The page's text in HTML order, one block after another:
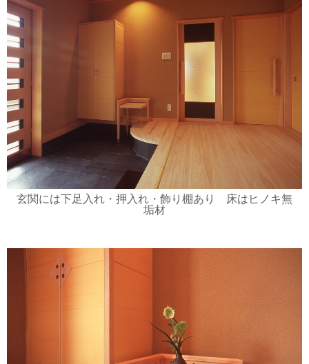
玄関には下足入れ・押入れ・飾り棚あり 床はヒノキ無
垢材